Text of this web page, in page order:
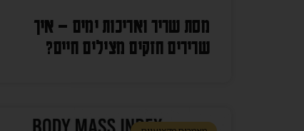
מסת שריר ואריכות ימים – איך
שרירים חזקים מצילים חיים?